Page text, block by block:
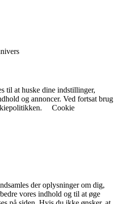
til at huske dine indstillinger,
og annoncer. Ved fortsat brug
Cookie
der oplysninger om dig,
vores indhold og til at øge